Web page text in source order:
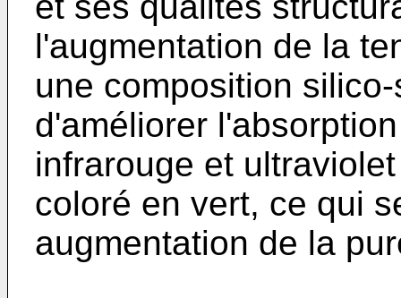
l'augmentation de la
une composition
d'améliorer
infrarouge et
coloré en vert, ce qui
augmentation de la